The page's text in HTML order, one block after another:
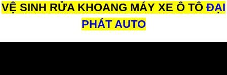
VỆ SINH RỬA KHOANG MÁY XE Ô TÔ ĐẠI
PHÁT AUTO